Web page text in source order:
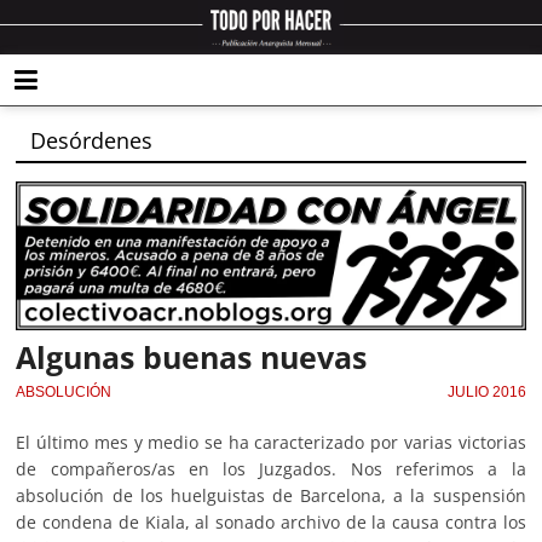
Desórdenes
Algunas buenas nuevas
ABSOLUCIÓN JULIO 2016
El último mes y medio se ha caracterizado por varias victorias
de compañeros/as en los Juzgados. Nos referimos a la
absolución de los huelguistas de Barcelona, a la suspensión
de condena de Kiala, al sonado archivo de la causa contra los